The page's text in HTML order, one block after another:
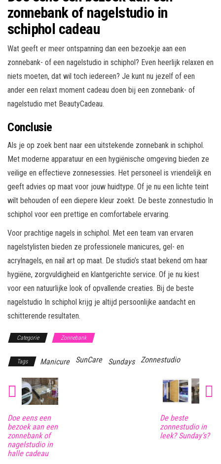
zonnebank of nagelstudio in
schiphol cadeau
Wat geeft er meer ontspanning dan een bezoekje aan een
zonnebank- of een nagelstudio in schiphol? Even heerlijk relaxen en
niets moeten, dat wil toch iedereen? Je kunt nu jezelf of een
ander een relaxt moment cadeau doen bij een zonnebank- of
nagelstudio met BeautyCadeau.
Conclusie
Als je op zoek bent naar een uitstekende zonnebank in schiphol.
Met moderne apparatuur en een hygiënische omgeving bieden ze
veilige en effectieve zonnesessies. Het personeel is vriendelijk en
geeft advies op maat voor jouw huidtype. Of je nu een lichte teint
wilt behouden of een diepere kleur zoekt. De beste zonnestudio In
schiphol voor een prettige en comfortabele ervaring.
Voor prachtige nagels in schiphol. Met een team van ervaren
nagelstylisten bieden ze professionele manicures, gel- en
acrylnagels, en nail art op maat. De studio’s staat bekend om haar
hygiëne, zorgvuldigheid en klantgerichte service. Of je nu kiest
voor een natuurlijke look of opvallende creaties. Bij de beste
nagelstudio In schiphol krijg je altijd persoonlijke aandacht en
schitterende resultaten.
Categorie Zonnebank
Tags Manicure SunCare Sundays Zonnestudio
Doe eens een
bezoek aan een
zonnebank of
nagelstudio in
halle cadeau
De beste
zonnestudio in
leek? Sunday’s?